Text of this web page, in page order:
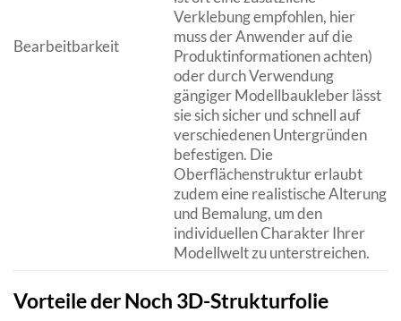
Bearbeitbarkeit
Verklebung empfohlen, hier
muss der Anwender auf die
Produktinformationen achten)
oder durch Verwendung
gängiger Modellbaukleber lässt
sie sich sicher und schnell auf
verschiedenen Untergründen
befestigen. Die
Oberflächenstruktur erlaubt
zudem eine realistische Alterung
und Bemalung, um den
individuellen Charakter Ihrer
Modellwelt zu unterstreichen.
Vorteile der Noch 3D-Strukturfolie